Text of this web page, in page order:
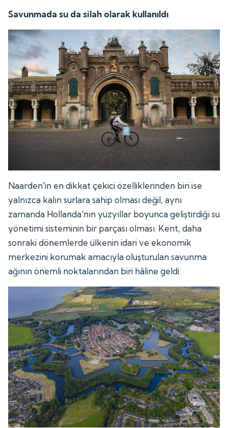
Savunmada su da silah olarak kullanıldı
Naarden'in en dikkat çekici özelliklerinden biri ise
yalnızca kalın surlara sahip olması değil, aynı
zamanda Hollanda'nın yüzyıllar boyunca geliştirdiği su
yönetimi sisteminin bir parçası olması. Kent, daha
sonraki dönemlerde ülkenin idari ve ekonomik
merkezini korumak amacıyla oluşturulan savunma
ağının önemli noktalarından biri hâline geldi.